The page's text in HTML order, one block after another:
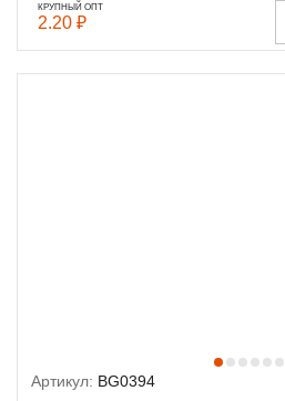
КРУПНЫЙ ОПТ
2.20 ₽
Артикул: BG0394